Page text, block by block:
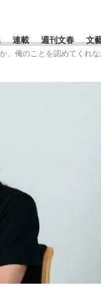
還付の道...
連載 週刊文春 文
一覧
、俺のことを認めてくれ